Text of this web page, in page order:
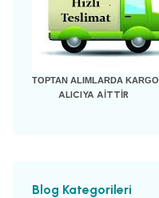
TOPTAN ALIMLARDA KARGO
ALICIYA AİTTİR
Blog Kategorileri